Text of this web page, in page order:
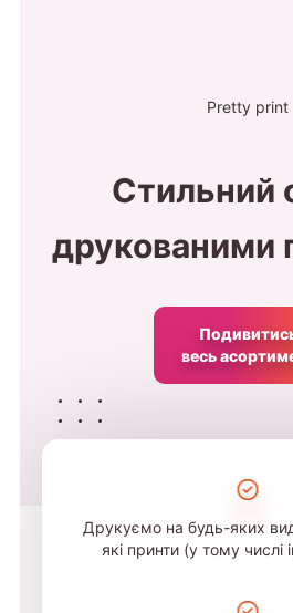
Pretty print
Стильний
друкованими
весь
Друкуємо на будь-яких
які принти (у тому числі